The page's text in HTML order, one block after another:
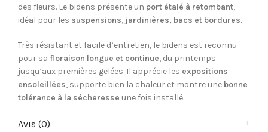
des fleurs. Le bidens présente un port étalé à retombant,
idéal pour les suspensions, jardinières, bacs et bordures.
Très résistant et facile d’entretien, le bidens est reconnu
pour sa floraison longue et continue, du printemps
jusqu’aux premières gelées. Il apprécie les expositions
ensoleillées, supporte bien la chaleur et montre une bonne
tolérance à la sécheresse une fois installé.
Avis (0)